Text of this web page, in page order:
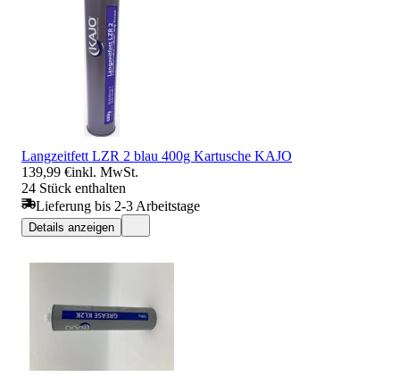
Langzeitfett LZR 2 blau 400g Kartusche KAJO
139,99 €inkl. MwSt.
24 Stück enthalten
Lieferung bis 2-3 Arbeitstage
Details anzeigen